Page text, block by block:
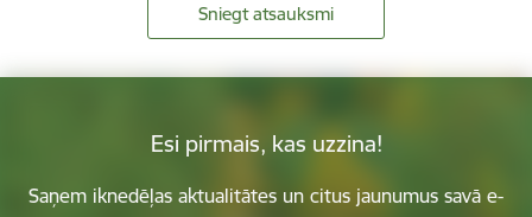
Sniegt atsauksmi
Esi pirmais, kas uzzina!
Saņem iknedēļas aktualitātes un citus jaunumus savā e-